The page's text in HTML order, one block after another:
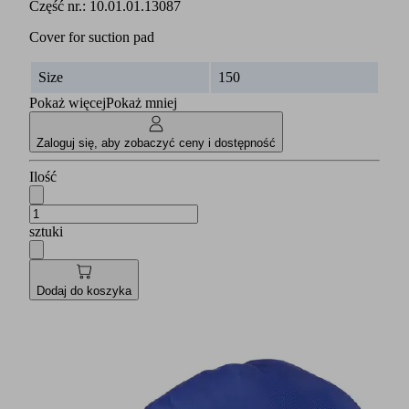
Część nr.: 10.01.01.13087
Cover for suction pad
Size
150
Pokaż więcejPokaż mniej
Zaloguj się, aby zobaczyć ceny i dostępność
Ilość
sztuki
Dodaj do koszyka